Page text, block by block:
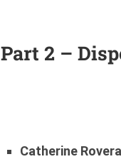
Part 2 –
Catherine Rovera